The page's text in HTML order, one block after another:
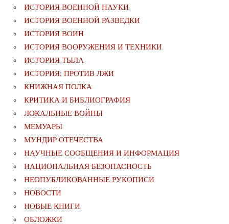
ИСТОРИЯ ВОЕННОЙ НАУКИ
ИСТОРИЯ ВОЕННОЙ РАЗВЕДКИ
ИСТОРИЯ ВОИН
ИСТОРИЯ ВООРУЖЕНИЯ И ТЕХНИКИ
ИСТОРИЯ ТЫЛА
ИСТОРИЯ: ПРОТИВ ЛЖИ
КНИЖНАЯ ПОЛКА
КРИТИКА И БИБЛИОГРАФИЯ
ЛОКАЛЬНЫЕ ВОЙНЫ
МЕМУАРЫ
МУНДИР ОТЕЧЕСТВА
НАУЧНЫЕ СООБЩЕНИЯ И ИНФОРМАЦИЯ
НАЦИОНАЛЬНАЯ БЕЗОПАСНОСТЬ
НЕОПУБЛИКОВАННЫЕ РУКОПИСИ
НОВОСТИ
НОВЫЕ КНИГИ
ОБЛОЖКИ